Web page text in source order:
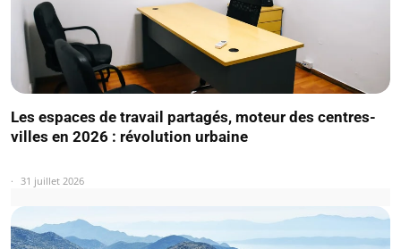
Les espaces de travail partagés, moteur des centres-
villes en 2026 : révolution urbaine
31 juillet 2026